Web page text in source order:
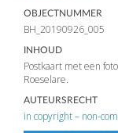
OBJECTNUMMER
BH_20190926_005
INHOUD
Postkaart met een
Roeselare.
AUTEURSRECHT
in copyright – non-